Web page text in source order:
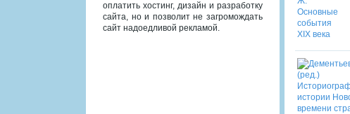
оплатить хостинг, дизайн и разработку
сайта, но и позволит не загромождать
сайт надоедливой рекламой.